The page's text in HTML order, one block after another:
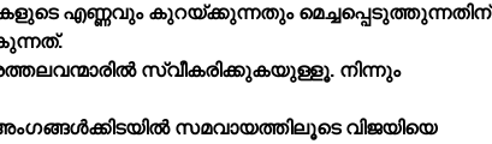
എണ്ണവും കുറയ്ക്കുന്നതും മെച്ചപ്പെടുത്തുന്നതിന്
സ്വീകരിക്കുകയുള്ളൂ. നിന്നും
അംഗങ്ങൾക്കിടയിൽ സമവായത്തിലൂടെ വിജയിയെ